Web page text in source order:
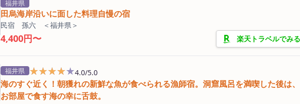
福井県
田烏海岸沿いに面した料理自慢の宿
民宿 孫六 ＜福井県＞
4,400円〜 楽天トラベルでみる
福井県 ★★★★★
★★★★★4.0/5.0
海のすぐ近く！朝獲れの新鮮な魚が食べられる漁師宿。洞窟風呂を満喫した後は、
お部屋で食す海の幸に舌鼓。